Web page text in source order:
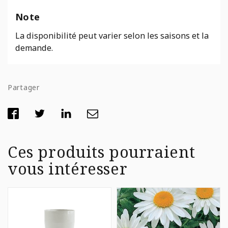
Note
La disponibilité peut varier selon les saisons et la
demande.
Partager
Ces produits pourraient
vous intéresser